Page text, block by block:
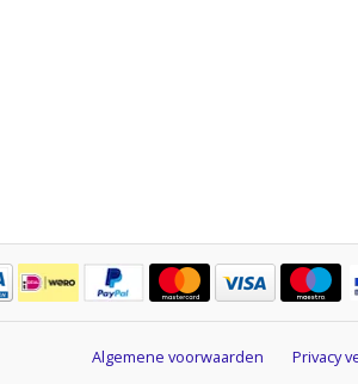
Algemene voorwaarden Privacy